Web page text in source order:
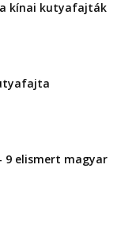
kínai kutyafajták
elismert magyar